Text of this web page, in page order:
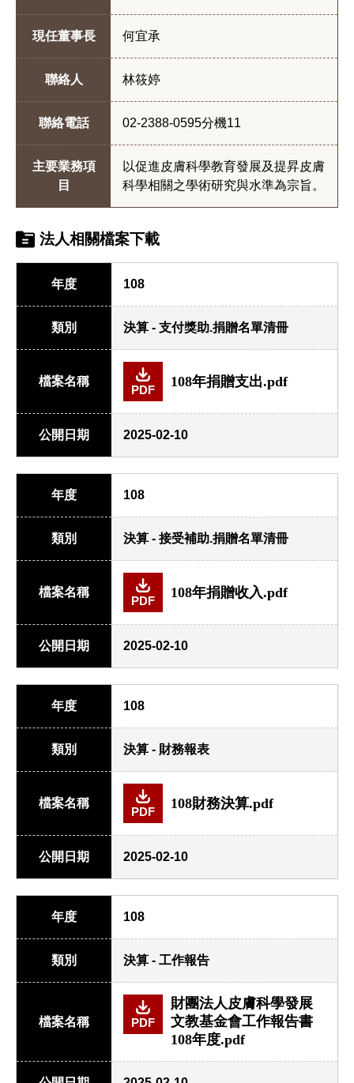
現任董事長 何宜承
聯絡人 林筱婷
聯絡電話 02-2388-0595分機11
主要業務項
目
以促進皮膚科學教育發展及提昇皮膚
科學相關之學術研究與水準為宗旨。
法人相關檔案下載
年度 108
類別 決算 - 支付獎助.捐贈名單清冊
檔案名稱
PDF
108年捐贈支出.pdf
公開日期 2025-02-10
年度 108
類別 決算 - 接受補助.捐贈名單清冊
檔案名稱
PDF
108年捐贈收入.pdf
公開日期 2025-02-10
年度 108
類別 決算 - 財務報表
檔案名稱
PDF
108財務決算.pdf
公開日期 2025-02-10
年度 108
類別 決算 - 工作報告
檔案名稱 PDF
財團法人皮膚科學發展
文教基金會工作報告書
108年度.pdf